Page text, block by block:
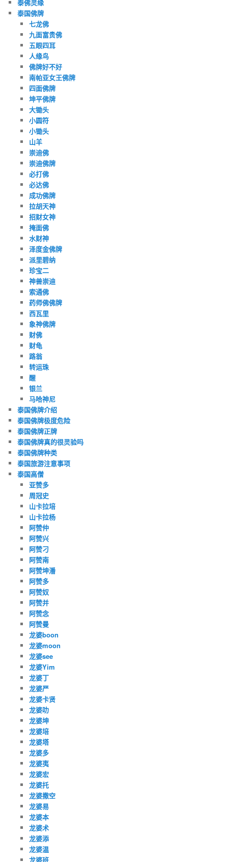
泰佛灵缘
泰国佛牌
七龙佛
九面富贵佛
五眼四耳
人缘鸟
佛牌好不好
南帕亚女王佛牌
四面佛牌
坤平佛牌
大锄头
小圆符
小锄头
山羊
崇迪佛
崇迪佛牌
必打佛
必达佛
成功佛牌
拉胡天神
招财女神
掩面佛
水财神
泽度金佛牌
派里碧纳
珍宝二
神兽崇迪
索通佛
药师佛佛牌
西瓦里
象神佛牌
财佛
财龟
路翁
转运珠
醒
银兰
马哈神尼
泰国佛牌介绍
泰国佛牌极度危险
泰国佛牌正牌
泰国佛牌真的很灵验吗
泰国佛牌种类
泰国旅游注意事项
泰国高僧
亚赞多
周冠史
山卡拉培
山卡拉杨
阿赞仲
阿赞兴
阿赞刁
阿赞南
阿赞坤潘
阿赞多
阿赞奴
阿赞并
阿赞念
阿赞曼
龙婆boon
龙婆moon
龙婆see
龙婆Yim
龙婆丁
龙婆严
龙婆卡贤
龙婆叻
龙婆坤
龙婆培
龙婆塔
龙婆多
龙婆夷
龙婆宏
龙婆托
龙婆撒空
龙婆易
龙婆本
龙婆术
龙婆添
龙婆温
龙婆班